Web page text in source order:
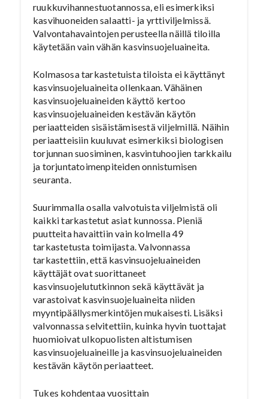
ruukkuvihannestuotannossa, eli esimerkiksi
kasvihuoneiden salaatti- ja yrttiviljelmissä.
Valvontahavaintojen perusteella näillä tiloilla
käytetään vain vähän kasvinsuojeluaineita.
Kolmasosa tarkastetuista tiloista ei käyttänyt
kasvinsuojeluaineita ollenkaan. Vähäinen
kasvinsuojeluaineiden käyttö kertoo
kasvinsuojeluaineiden kestävän käytön
periaatteiden sisäistämisestä viljelmillä. Näihin
periaatteisiin kuuluvat esimerkiksi biologisen
torjunnan suosiminen, kasvintuhoojien tarkkailu
ja torjuntatoimenpiteiden onnistumisen
seuranta.
Suurimmalla osalla valvotuista viljelmistä oli
kaikki tarkastetut asiat kunnossa. Pieniä
puutteita havaittiin vain kolmella 49
tarkastetusta toimijasta. Valvonnassa
tarkastettiin, että kasvinsuojeluaineiden
käyttäjät ovat suorittaneet
kasvinsuojelututkinnon sekä käyttävät ja
varastoivat kasvinsuojeluaineita niiden
myyntipäällysmerkintöjen mukaisesti. Lisäksi
valvonnassa selvitettiin, kuinka hyvin tuottajat
huomioivat ulkopuolisten altistumisen
kasvinsuojeluaineille ja kasvinsuojeluaineiden
kestävän käytön periaatteet.
Tukes kohdentaa vuosittain